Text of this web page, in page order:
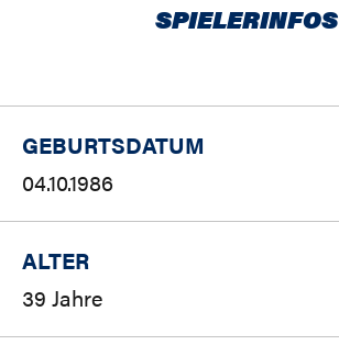
SPIELERINFOS
GEBURTSDATUM
04.10.1986
ALTER
39 Jahre